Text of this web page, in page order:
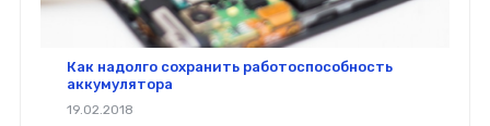
Как надолго сохранить работоспособность
аккумулятора
19.02.2018